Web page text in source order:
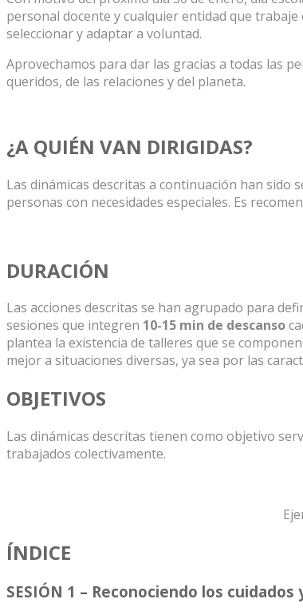
personal docente y cualquier entidad que
seleccionar y adaptar a voluntad.
Aprovechamos para dar las gracias a todas las
queridos, de las relaciones y del planeta.
¿A QUIÉN VAN DIRIGIDAS?
Las dinámicas descritas a continuación han sido
personas con necesidades especiales. Es
DURACIÓN
Las acciones descritas se han agrupado para
sesiones que integren 10-15 min de descanso
plantea la existencia de talleres que se
mejor a situaciones diversas, ya sea por las
OBJETIVOS
Las dinámicas descritas tienen como objetivo
trabajados colectivamente.
ÍNDICE
SESIÓN 1 – Reconociendo los